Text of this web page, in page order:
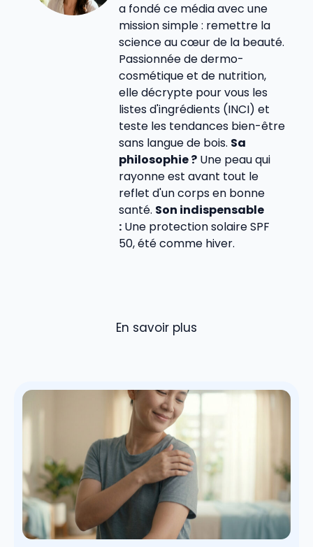
a fondé ce média avec une
mission simple : remettre la
science au cœur de la beauté.
Passionnée de dermo-
cosmétique et de nutrition,
elle décrypte pour vous les
listes d'ingrédients (INCI) et
teste les tendances bien-être
sans langue de bois. Sa
philosophie ? Une peau qui
rayonne est avant tout le
reflet d'un corps en bonne
santé. Son indispensable
: Une protection solaire SPF
50, été comme hiver.
En savoir plus